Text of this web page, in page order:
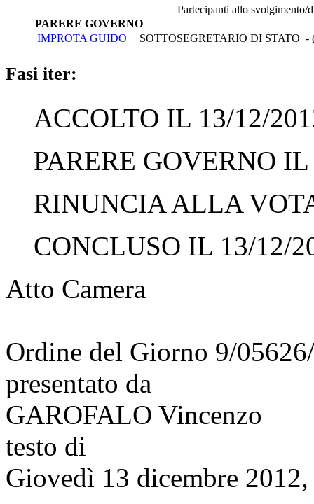
Partecipanti allo svolgimento/
PARERE GOVERNO
IMPROTA GUIDO
SOTTOSEGRETARIO DI STATO
Fasi iter:
ACCOLTO IL 13/12/
PARERE GOVERNO
RINUNCIA ALLA
CONCLUSO IL 13/12/
Atto Camera
Ordine del Giorno 9/
presentato da
GAROFALO Vincenzo
testo di
Giovedì 13 dicembre 2012,